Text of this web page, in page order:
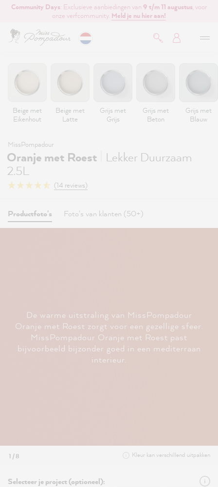
hoofdinhoud
Community Days: Exclusieve aanbiedingen van 9 t/m 11 augustus , voor
onze verfcommunity. Meld je nu hier aan!
Beige met
Eikenhout
Beige met
Latte
Grijs met
Grijs
Grijs met
Beton
Grijs met
Blauw
MissPompadour
Oranje met Roest
Lekker Duurzaam
2.5L
(14 reviews)
Productfoto's Foto's van klanten (50+)
De warme uitstraling van MissPompadour
Oranje met Roest zorgt voor een gezellige sfeer.
MissPompadour Oranje met Roest past
bijvoorbeeld bijzonder goed in een mediterraan
interieur.
1 / 8 Kleur kan verschillend uitpakken
Selecteer je project (optioneel):